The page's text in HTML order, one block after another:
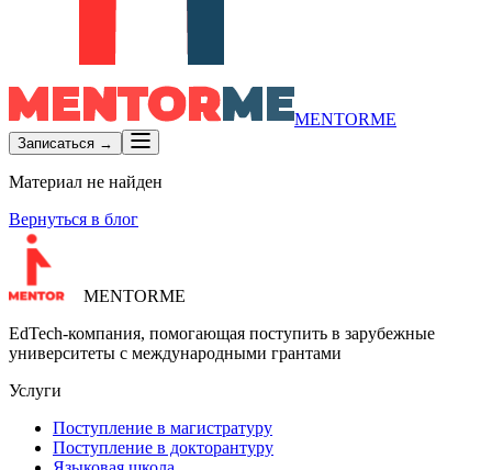
MENTORME
Записаться →
Материал не найден
Вернуться в блог
MENTORME
EdTech-компания, помогающая поступить в зарубежные
университеты с международными грантами
Услуги
Поступление в магистратуру
Поступление в докторантуру